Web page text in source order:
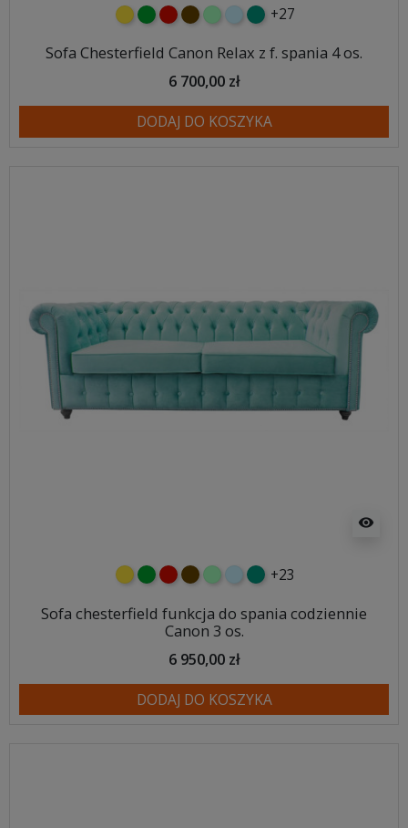
żółtyzielonyczerwony
czekoladowy
miętowybłękitny
turkusowy
+27
Sofa Chesterfield Canon Relax z f. spania 4 os.
6 700,00 zł
DODAJ DO KOSZYKA
visibility
żółtyzielonyczerwony
czekoladowy
miętowybłękitny
turkusowy
+23
Sofa chesterfield funkcja do spania codziennie
Canon 3 os.
6 950,00 zł
DODAJ DO KOSZYKA